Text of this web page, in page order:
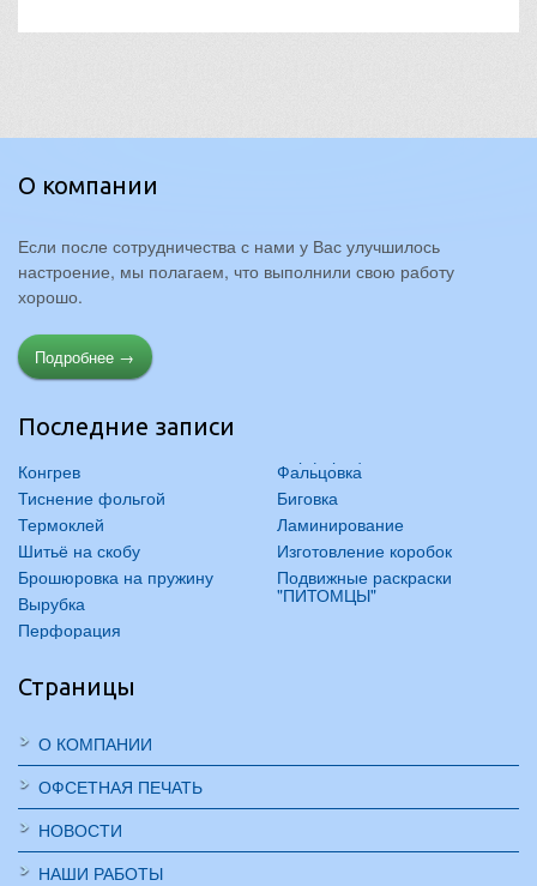
О компании
Если после сотрудничества с нами у Вас улучшилось
настроение, мы полагаем, что выполнили свою работу
хорошо.
Подробнее →
Последние записи
Конгрев
Тиснение фольгой
Термоклей
Шитьё на скобу
Брошюровка на пружину
Вырубка
Перфорация
Фальцовка
Биговка
Ламинирование
Изготовление коробок
Подвижные раскраски
"ПИТОМЦЫ"
Страницы
О КОМПАНИИ
ОФСЕТНАЯ ПЕЧАТЬ
НОВОСТИ
НАШИ РАБОТЫ